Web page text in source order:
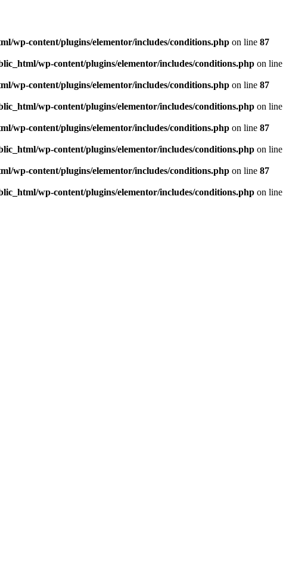
wp-content/plugins/elementor/includes/conditions.php on line 87
wp-content/plugins/elementor/includes/conditions.php on line
wp-content/plugins/elementor/includes/conditions.php on line 87
wp-content/plugins/elementor/includes/conditions.php on line
wp-content/plugins/elementor/includes/conditions.php on line 87
wp-content/plugins/elementor/includes/conditions.php on line
wp-content/plugins/elementor/includes/conditions.php on line 87
wp-content/plugins/elementor/includes/conditions.php on line